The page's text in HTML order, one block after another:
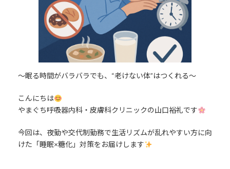
〜眠る時間がバラバラでも、“老けない体”はつくれる〜
こんにちは
やまぐち呼吸器内科・皮膚科クリニックの山口裕礼です
今回は、夜勤や交代制勤務で生活リズムが乱れやすい方に向
けた「睡眠×糖化」対策をお届けします